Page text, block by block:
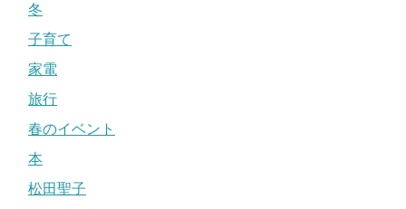
冬
子育て
家電
旅行
春のイベント
本
松田聖子